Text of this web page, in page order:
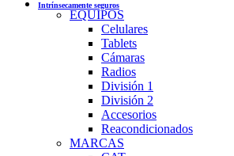
Intrínsecamente seguros
EQUIPOS
Celulares
Tablets
Cámaras
Radios
División 1
División 2
Accesorios
Reacondicionados
MARCAS